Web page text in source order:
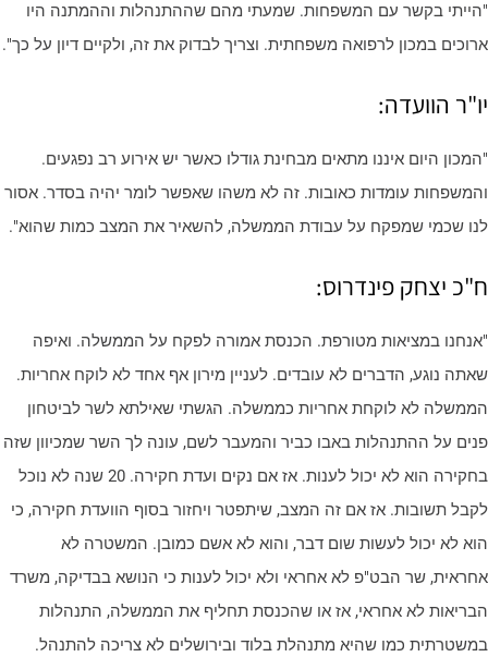
בקשר עם המשפחות. שמעתי מהם שההתנהלות וההמתנה היו
במכון לרפואה משפחתית. וצריך לבדוק את זה, ולקיים דיון על כך".
הוועדה:
היום איננו מתאים מבחינת גודלו כאשר יש אירוע רב נפגעים.
עומדות כאובות. זה לא משהו שאפשר לומר יהיה בסדר. אסור
שכמי שמפקח על עבודת הממשלה, להשאיר את המצב כמות שהוא".
יצחק פינדרוס:
במציאות מטורפת. הכנסת אמורה לפקח על הממשלה. ואיפה
נוגע, הדברים לא עובדים. לעניין מירון אף אחד לא לוקח אחריות.
לא לוקחת אחריות כממשלה. הגשתי שאילתא לשר לביטחון
על ההתנהלות באבו כביר והמעבר לשם, עונה לך השר שמכיוון שזה
בחקירה הוא לא יכול לענות. אז אם נקים ועדת חקירה. 20 שנה לא נוכל
תשובות. אז אם זה המצב, שיתפטר ויחזור בסוף הוועדת חקירה, כי
לא יכול לעשות שום דבר, והוא לא אשם כמובן. המשטרה לא
שר הבט"פ לא אחראי ולא יכול לענות כי הנושא בבדיקה, משרד
לא אחראי, אז או שהכנסת תחליף את הממשלה, התנהלות
כמו שהיא מתנהלת בלוד ובירושלים לא צריכה להתנהל.